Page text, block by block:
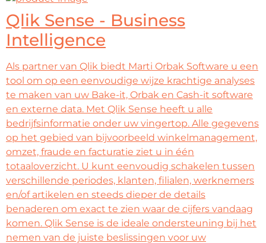
Qlik Sense - Business
Intelligence
Als partner van Qlik biedt Marti Orbak Software u een
tool om op een eenvoudige wijze krachtige analyses
te maken van uw Bake-it, Orbak en Cash-it software
en externe data. Met Qlik Sense heeft u alle
bedrijfsinformatie onder uw vingertop. Alle gegevens
op het gebied van bijvoorbeeld winkelmanagement,
omzet, fraude en facturatie ziet u in één
totaaloverzicht. U kunt eenvoudig schakelen tussen
verschillende periodes, klanten, filialen, werknemers
en/of artikelen en steeds dieper de details
benaderen om exact te zien waar de cijfers vandaag
komen. Qlik Sense is de ideale ondersteuning bij het
nemen van de juiste beslissingen voor uw